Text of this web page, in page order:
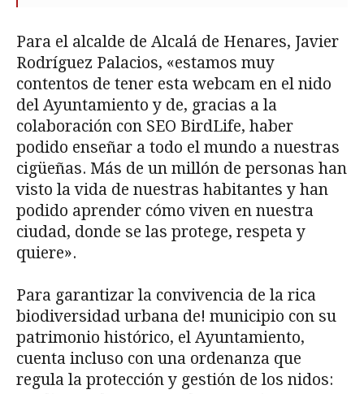
Para el alcalde de Alcalá de Henares, Javier
Rodríguez Palacios, «estamos muy
contentos de tener esta webcam en el nido
del Ayuntamiento y de, gracias a la
colaboración con SEO BirdLife, haber
podido enseñar a todo el mundo a nuestras
cigüeñas. Más de un millón de personas han
visto la vida de nuestras habitantes y han
podido aprender cómo viven en nuestra
ciudad, donde se las protege, respeta y
quiere».
Para garantizar la convivencia de la rica
biodiversidad urbana de! municipio con su
patrimonio histórico, el Ayuntamiento,
cuenta incluso con una ordenanza que
regula la protección y gestión de los nidos: